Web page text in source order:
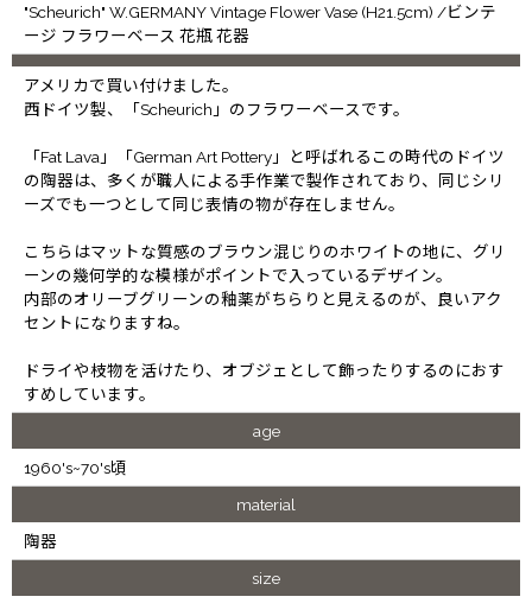
"Scheurich" W.GERMANY Vintage Flower Vase (H21.5cm) /ビンテ
ージ フラワーベース 花瓶 花器
アメリカで買い付けました。
西ドイツ製、「Scheurich」のフラワーベースです。
「Fat Lava」「German Art Pottery」と呼ばれるこの時代のドイツ
の陶器は、多くが職人による手作業で製作されており、同じシリ
ーズでも一つとして同じ表情の物が存在しません。
こちらはマットな質感のブラウン混じりのホワイトの地に、グリ
ーンの幾何学的な模様がポイントで入っているデザイン。
内部のオリーブグリーンの釉薬がちらりと見えるのが、良いアク
セントになりますね。
ドライや枝物を活けたり、オブジェとして飾ったりするのにおす
すめしています。
age
1960's~70's頃
material
陶器
size